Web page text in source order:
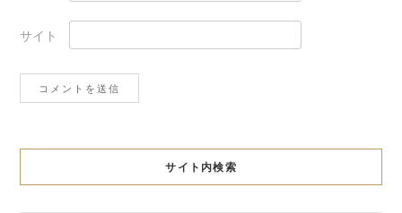
サイト
サイト内検索